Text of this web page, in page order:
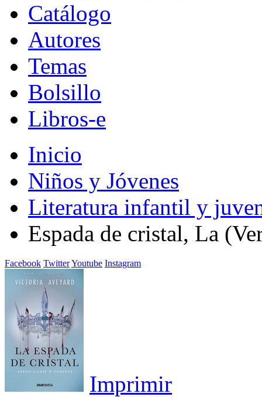
Catálogo
Autores
Temas
Bolsillo
Libros-e
Inicio
Niños y Jóvenes
Literatura infantil y
Espada de cristal, La
Facebook TwitterYoutube Instagram
Imprimir